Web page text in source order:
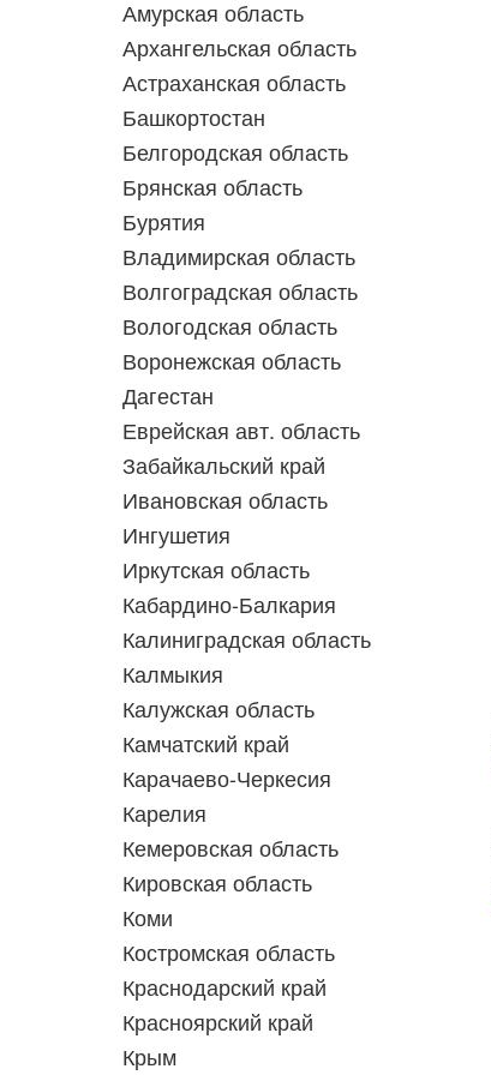
Амурская область
Архангельская область
Астраханская область
Башкортостан
Белгородская область
Брянская область
Бурятия
Владимирская область
Волгоградская область
Вологодская область
Воронежская область
Дагестан
Еврейская авт. область
Забайкальский край
Ивановская область
Ингушетия
Иркутская область
Кабардино-Балкария
Калиниградская область
Калмыкия
Калужская область
Камчатский край
Карачаево-Черкесия
Карелия
Кемеровская область
Кировская область
Коми
Костромская область
Краснодарский край
Красноярский край
Крым